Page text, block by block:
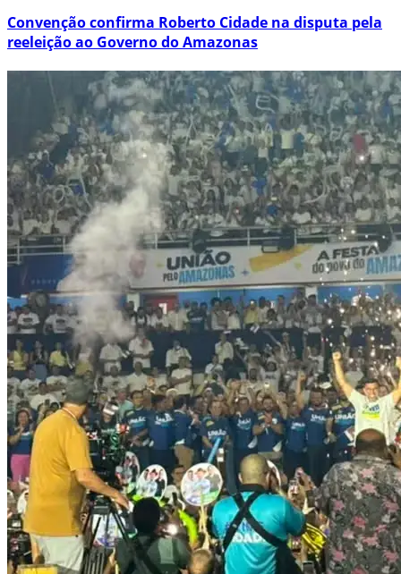
Convenção confirma Roberto Cidade na disputa pela
reeleição ao Governo do Amazonas